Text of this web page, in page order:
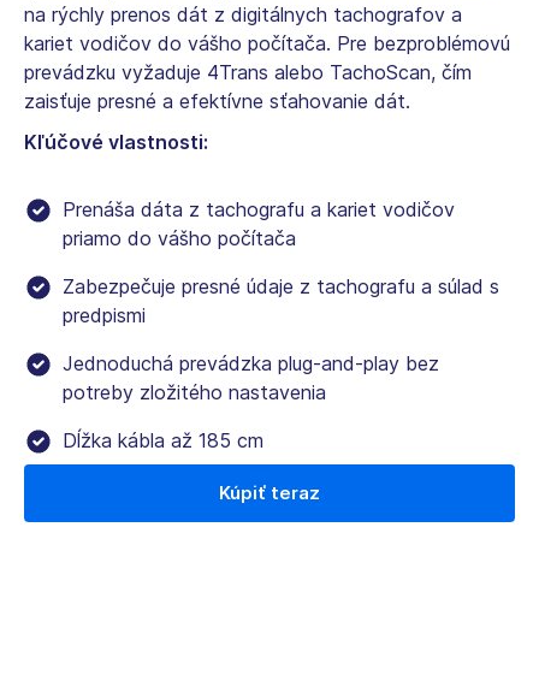
na rýchly prenos dát z digitálnych tachografov a
kariet vodičov do vášho počítača. Pre bezproblémovú
prevádzku vyžaduje 4Trans alebo TachoScan, čím
zaisťuje presné a efektívne sťahovanie dát.
Kľúčové vlastnosti:
Prenáša dáta z tachografu a kariet vodičov
priamo do vášho počítača
Zabezpečuje presné údaje z tachografu a súlad s
predpismi
Jednoduchá prevádzka plug-and-play bez
potreby zložitého nastavenia
Dĺžka kábla až 185 cm
Kúpiť teraz